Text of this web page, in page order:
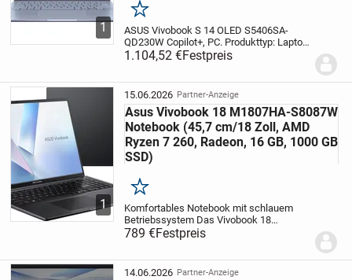
1
Merken
ASUS Vivobook S 14 OLED S5406SA-
QD230W Copilot+, PC. Produkttyp: Laptop,
Formfaktor: Klappgehäuse.
Prozessorfamilie: Intel Core Ultra 7,
35,6 cm (14",), HD-Typ:...
1.104,52 €Festpreis
1
15.06.2026 Partner-Anzeige
Asus Vivobook 18 M1807HA-S8087W
Notebook (45,7 cm/18 Zoll, AMD
Ryzen 7 260, Radeon, 16 GB, 1000 GB
SSD)
Merken
Komfortables Notebook mit schlauem
Betriebssystem Das Vivobook 18
M1807HA-S8087W ist ein Notebook der
Marke Asus. Ganz viel Platz für
bietet die SSD-Festplatt...
789 €Festpreis
14.06.2026 Partner-Anzeige